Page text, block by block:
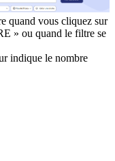
quand vous cliquez sur
» ou quand le filtre se
indique le nombre